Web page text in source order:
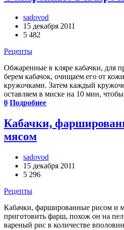
sadovod
15 декабря 2011
5 482
Рецепты
Обжаренные в кляре кабачки, для
берем кабачок, очищаем его от
кружочками. Затем каждый
оставляем в миске на 10 мин, чтобы
0 Подробнее
Кабачки,
мясом
sadovod
15 декабря 2011
5 296
Рецепты
Кабачки, фаршированные рисом и
приготовить фарш, похож он на
вареный рис в количестве